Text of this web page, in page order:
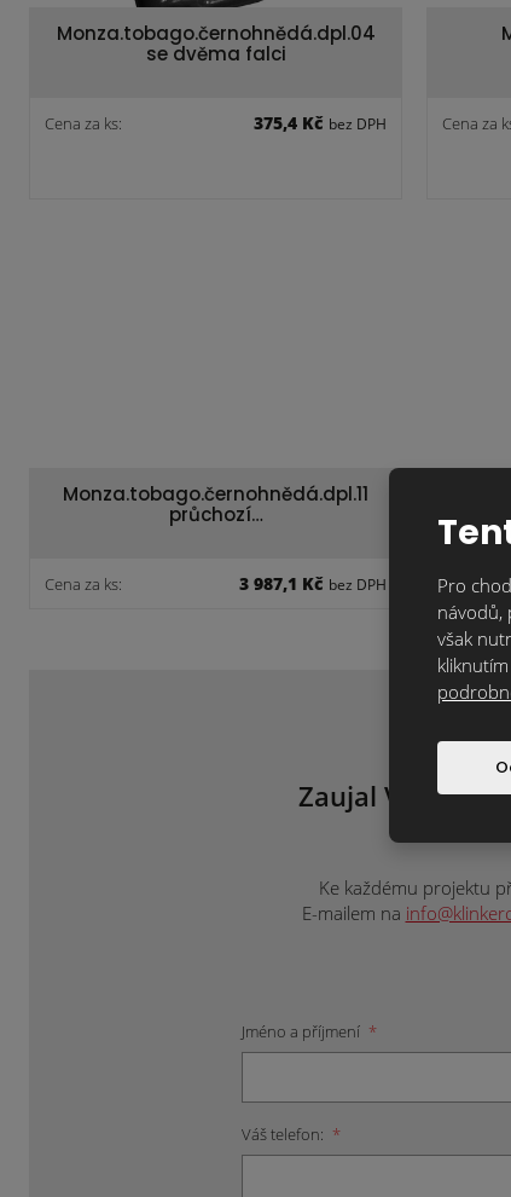
Monza.tobago.černohnědá.dpl.04
se dvěma falci
Cena za ks: 375,4 Kč bez DPH Cena za
Monza.tobago.černohnědá.dpl.11
průchozí…
Cena za ks: 3 987,1 Kč bez DPH Cena za
Zaujal Vás
Ke každému projektu
E-mailem na
Jméno a příjmení *
Váš telefon: *
Pro
návodů,
však